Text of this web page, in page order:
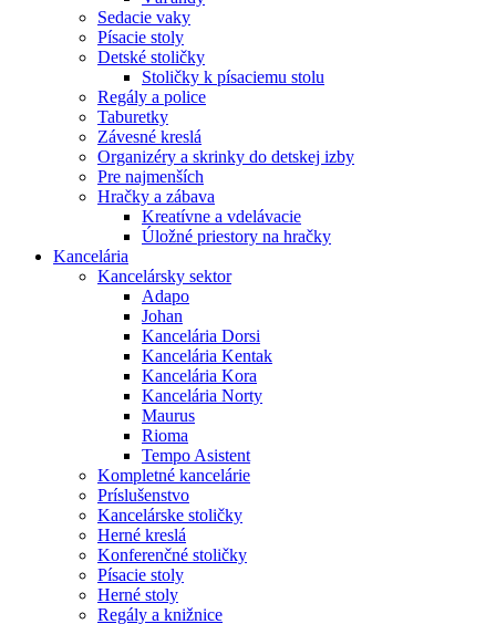
Sedacie vaky
Písacie stoly
Detské stoličky
Stoličky k písaciemu stolu
Regály a police
Taburetky
Závesné kreslá
Organizéry a skrinky do detskej izby
Pre najmenších
Hračky a zábava
Kreatívne a vdelávacie
Úložné priestory na hračky
Kancelária
Kancelársky sektor
Adapo
Johan
Kancelária Dorsi
Kancelária Kentak
Kancelária Kora
Kancelária Norty
Maurus
Rioma
Tempo Asistent
Kompletné kancelárie
Príslušenstvo
Kancelárske stoličky
Herné kreslá
Konferenčné stoličky
Písacie stoly
Herné stoly
Regály a knižnice